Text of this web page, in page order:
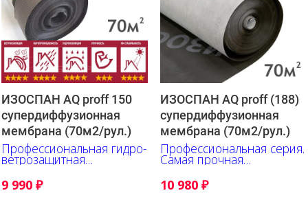
ИЗОСПАН AQ proff 150
супердиффузионная
мембрана (70м2/рул.)
Профессиональная гидро-
ветрозащитная
супердиффузионная
мембрана
9 990 ₽
ИЗОСПАН AQ proff (188)
супердиффузионная
мембрана (70м2/рул.)
Профессиональная серия.
Самая прочная
супердиффузионная
мембрана.
10 980 ₽